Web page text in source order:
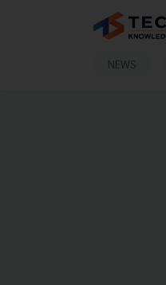
NEWS